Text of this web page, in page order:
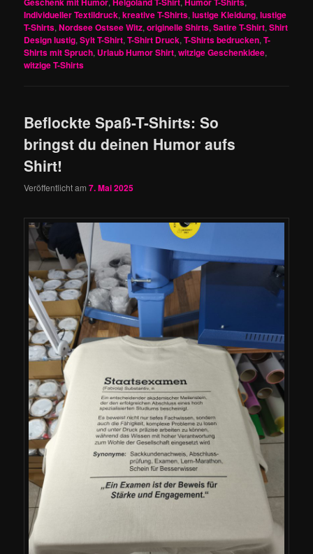
Individueller Textildruck,kreative T-Shirts,lustige Kleidung,lustige
T-Shirts,Nordsee Ostsee Witz,originelle Shirts,Satire T-Shirt,Shirt
Design lustig,Sylt T-Shirt,T-Shirt Druck,T-Shirts bedrucken,T-
Shirts mit Spruch, Urlaub Humor Shirt,witzige Geschenkidee,
witzige T-Shirts
Beflockte Spaß-T-Shirts: So
bringst du deinen Humor aufs
Shirt!
Veröffentlicht am7. Mai 2025